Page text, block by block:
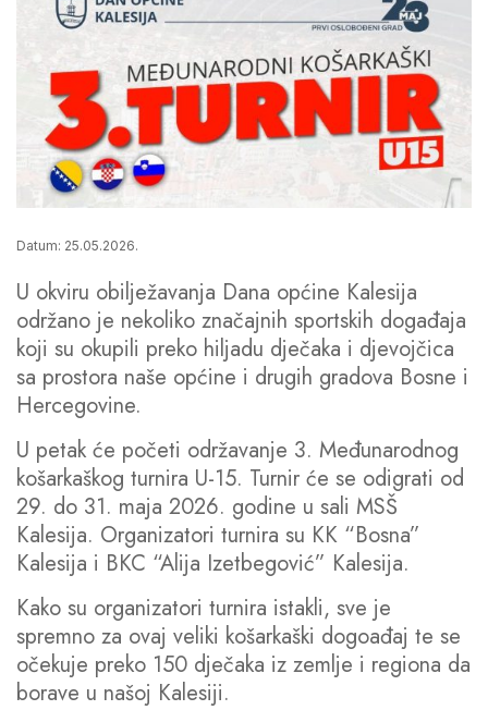
Datum: 25.05.2026.
U okviru obilježavanja Dana općine Kalesija
održano je nekoliko značajnih sportskih događaja
koji su okupili preko hiljadu dječaka i djevojčica
sa prostora naše općine i drugih gradova Bosne i
Hercegovine.
U petak će početi održavanje 3. Međunarodnog
košarkaškog turnira U-15. Turnir će se odigrati od
29. do 31. maja 2026. godine u sali MSŠ
Kalesija. Organizatori turnira su KK “Bosna”
Kalesija i BKC “Alija Izetbegović” Kalesija.
Kako su organizatori turnira istakli, sve je
spremno za ovaj veliki košarkaški dogoađaj te se
očekuje preko 150 dječaka iz zemlje i regiona da
borave u našoj Kalesiji.